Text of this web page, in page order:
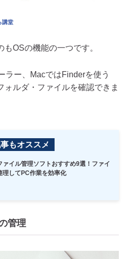
講堂
もOSの機能の一つです。
ラー、MacではFinderを使う
ォルダ・ファイルを確認できま
もオススメ
ァイル管理ソフトおすすめ9選！ファイ
理してPC作業を効率化
管理